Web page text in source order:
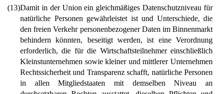
(13)Damit in der Union ein gleichmäßiges Datenschutzniveau für
natürliche Personen gewährleistet ist und Unterschiede, die
den freien Verkehr personenbezogener Daten im Binnenmarkt
behindern könnten, beseitigt werden, ist eine Verordnung
erforderlich, die für die Wirtschaftsteilnehmer einschließlich
Kleinstunternehmen sowie kleiner und mittlerer Unternehmen
Rechtssicherheit und Transparenz schafft, natürliche Personen
in allen Mitgliedstaaten mit demselben Niveau an